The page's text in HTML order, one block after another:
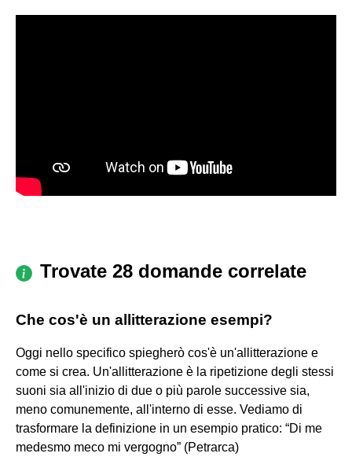
Trovate 28 domande correlate
Che cos'è un allitterazione esempi?
Oggi nello specifico spiegherò cos'è un'allitterazione e
come si crea. Un'allitterazione è la ripetizione degli stessi
suoni sia all'inizio di due o più parole successive sia,
meno comunemente, all'interno di esse. Vediamo di
trasformare la definizione in un esempio pratico: “Di me
medesmo meco mi vergogno” (Petrarca)